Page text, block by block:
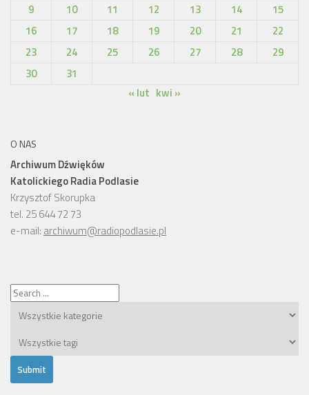
9
10 11 12 13 14
15
16
17 18 19 20 21
22
23
24 25 26 27 28
29
30
31
« lut kwi »
O NAS
Archiwum Dźwięków
Katolickiego Radia Podlasie
Krzysztof Skorupka
tel. 25 644 72 73
e-mail: archiwum@radiopodlasie.pl